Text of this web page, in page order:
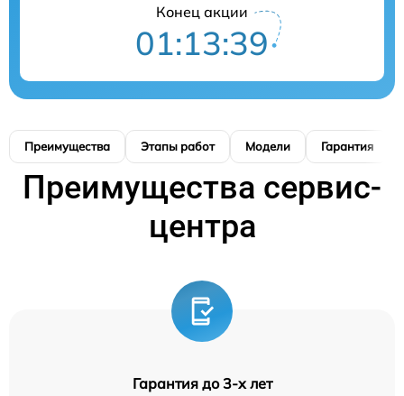
Конец акции
01:13:38
Преимущества Этапы работ Модели Гарантия
Преимущества сервис-
центра
Гарантия до 3-х лет